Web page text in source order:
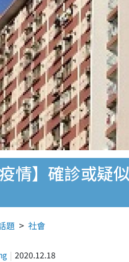
疫情】確診或
題 社會
2020.12.18